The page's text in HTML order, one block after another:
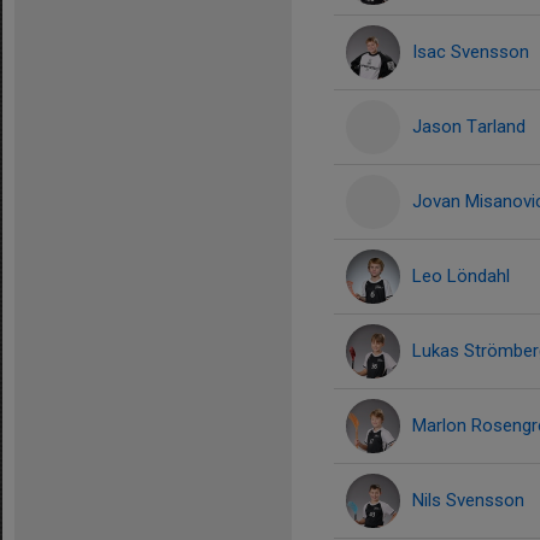
Isac Svensson
Jason Tarland
Jovan
Leo Löndahl
Lukas
Marlon
Nils Svensson